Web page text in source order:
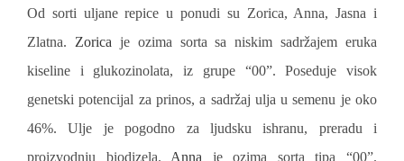
Od sorti uljane repice u ponudi su Zorica, Anna, Jasna i
Zlatna. Zoricaje ozima sorta sa niskim sadržajem eruka
kiseline i glukozinolata, iz grupe “00”. Poseduje visok
genetski potencijal za prinos, a sadržaj ulja u semenu je oko
46%. Ulje je pogodno za ljudsku ishranu, preradu i
proizvodnju biodizela. Anna je ozima sorta tipa “00”.